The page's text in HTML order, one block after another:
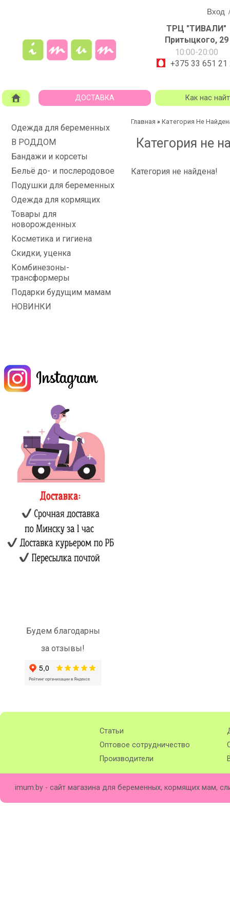
Вход
ТРЦ "ТИВАЛИ"
Притыцкого, 29
10:00-20:00
+375 33 651 21
ДОСТАВКА Как нас
Одежда для беременных
В РОДДОМ
Бандажи и корсеты
Бельё до- и послеродовое
Подушки для беременных
Одежда для кормящих
Товары для
новорожденных
Косметика и гигиена
Скидки, уценка
Комбинезоны-
трансформеры
Подарки будущим мамам
НОВИНКИ
Будем благодарны
за отзывы!
Главная » Категория Не
Категория не
Категория не найдена!
Статьи
Оптовое сотрудничество
Производители
imum.by - сайт магазина для беременных, кормящих мам,